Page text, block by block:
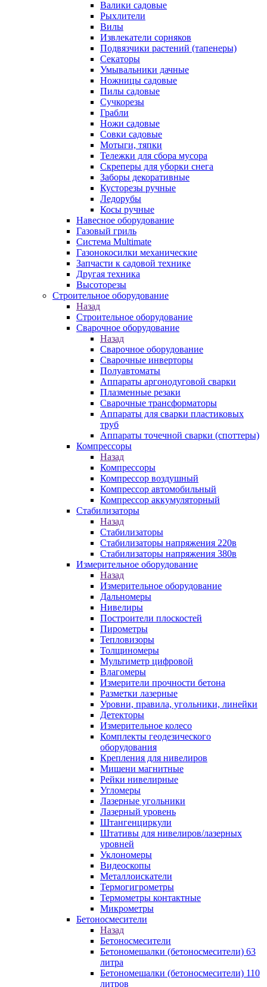
Валики садовые
Рыхлители
Вилы
Извлекатели сорняков
Подвязчики растений (тапенеры)
Секаторы
Умывальники дачные
Ножницы садовые
Пилы садовые
Сучкорезы
Грабли
Ножи садовые
Совки садовые
Мотыги, тяпки
Тележки для сбора мусора
Скреперы для уборки снега
Заборы декоративные
Кусторезы ручные
Ледорубы
Косы ручные
Навесное оборудование
Газовый гриль
Система Multimate
Газонокосилки механические
Запчасти к садовой технике
Другая техника
Высоторезы
Строительное оборудование
Назад
Строительное оборудование
Сварочное оборудование
Назад
Сварочное оборудование
Сварочные инверторы
Полуавтоматы
Аппараты аргонодуговой сварки
Плазменные резаки
Сварочные трансформаторы
Аппараты для сварки пластиковых
труб
Аппараты точечной сварки (споттеры)
Компрессоры
Назад
Компрессоры
Компрессор воздушный
Компрессор автомобильный
Компрессор аккумуляторный
Стабилизаторы
Назад
Стабилизаторы
Стабилизаторы напряжения 220в
Стабилизаторы напряжения 380в
Измерительное оборудование
Назад
Измерительное оборудование
Дальномеры
Нивелиры
Построители плоскостей
Пирометры
Тепловизоры
Толщиномеры
Мультиметр цифровой
Влагомеры
Измерители прочности бетона
Разметки лазерные
Уровни, правила, угольники, линейки
Детекторы
Измерительное колесо
Комплекты геодезического
оборудования
Крепления для нивелиров
Мишени магнитные
Рейки нивелирные
Угломеры
Лазерные угольники
Лазерный уровень
Штангенциркули
Штативы для нивелиров/лазерных
уровней
Уклономеры
Видеоскопы
Металлоискатели
Термогигрометры
Термометры контактные
Микрометры
Бетоносмесители
Назад
Бетоносмесители
Бетономешалки (бетоносмесители) 63
литра
Бетономешалки (бетоносмесители) 110
литров